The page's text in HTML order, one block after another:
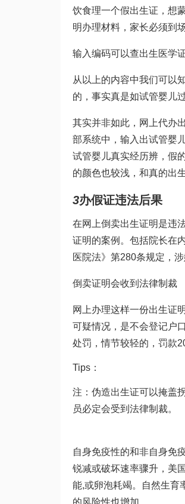
饮食理一个假出生证，想
明办理材料，家长必须到场
输入编码可以查出生医学
从以上的内容中我们可以
的，事实真是如试管婴儿
其实并非如此，网上代办
部系统中，输入出试管婴
试管婴儿真实经历辨，假
的颜色也较浅，和真的出
3办假证违法后果
在网上倒卖出生证明是违
证明的案例。包括院长在
医院法》第280条规定，涉
倒卖证明会收到法律制裁
网上办理这样一份出生证
可疑情况，是不会登记户
处罚，情节较轻的，罚款
Tips：
注：伪造出生证可以掩盖
员必定会受到法律制裁。
自身免疫性的和非自身免
锐减或破坏速率骤升，美
能,或卵泡耗竭。自然生育
的风险性也增加。